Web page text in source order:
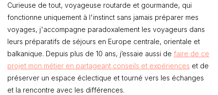
Curieuse de tout, voyageuse routarde et gourmande, qui
fonctionne uniquement à l'instinct sans jamais préparer mes
voyages, j'accompagne paradoxalement les voyageurs dans
leurs préparatifs de séjours en Europe centrale, orientale et
balkanique. Depuis plus de 10 ans, j’essaie aussi de faire de ce
projet mon métier en partageant conseils et expériences et de
préserver un espace éclectique et tourné vers les échanges
et la rencontre avec les différences.